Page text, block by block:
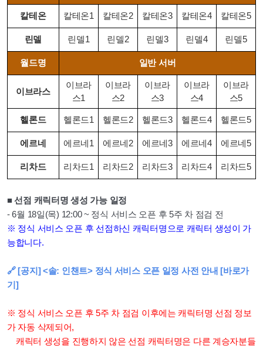
칼테온 칼테온1 칼테온2 칼테온3 칼테온4 칼테온5
린델 린델1 린델2 린델3 린델4 린델5
월드명 일반 서버
이브라스
이브라
스1
이브라
스2
이브라
스3
이브라
스4
이브라
스5
헬론드 헬론드1 헬론드2 헬론드3 헬론드4 헬론드5
에르네 에르네1 에르네2 에르네3 에르네4 에르네5
리차드 리차드1 리차드2 리차드3 리차드4 리차드5
■ 선점 캐릭터명 생성 가능 일정
- 6월 18일(목) 12:00 ~ 정식 서비스 오픈 후 5주 차 점검 전
※ 정식 서비스 오픈 후 선점하신 캐릭터명으로 캐릭터 생성이 가
능합니다.
🔗 [공지] <솔: 인챈트> 정식 서비스 오픈 일정 사전 안내 [바로가
기]
※ 정식 서비스 오픈 후 5주 차 점검 이후에는 캐릭터명 선점 정보
가 자동 삭제되어,
캐릭터 생성을 진행하지 않은 선점 캐릭터명은 다른 계승자분들